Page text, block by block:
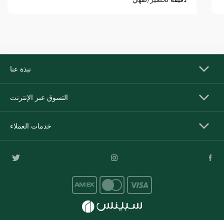
نبذة عنا
التسوق عبر الإنترنت
خدمات العملاء